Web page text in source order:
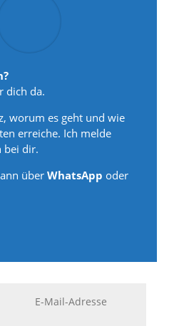
dich da.
worum es geht und wie
erreiche. Ich melde
bei dir.
überWhatsApp oder